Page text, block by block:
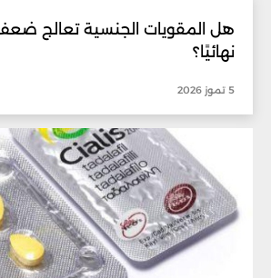
هل المقويات الجنسية تعالج
نهائيًا؟
5 تموز 2026